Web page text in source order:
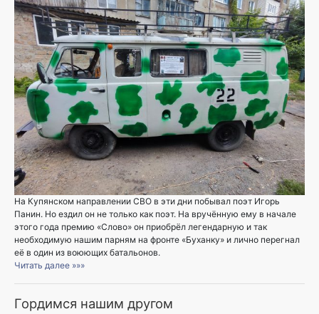
На Купянском направлении СВО в эти дни побывал поэт Игорь
Панин. Но ездил он не только как поэт. На вручённую ему в начале
этого года премию «Слово» он приобрёл легендарную и так
необходимую нашим парням на фронте «Буханку» и лично перегнал
её в один из воюющих батальонов.
Читать далее »»»
Гордимся нашим другом